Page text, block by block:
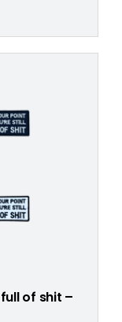
of shit –